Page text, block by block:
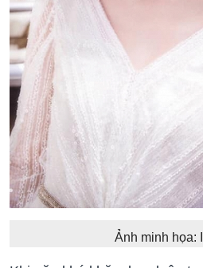
Ảnh minh họa: